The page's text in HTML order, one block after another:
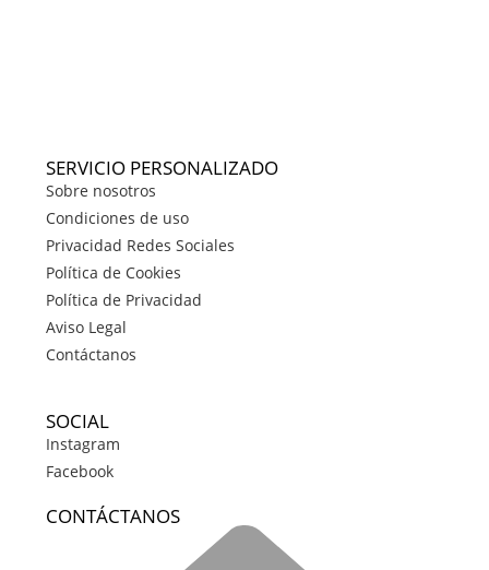
SERVICIO PERSONALIZADO
Sobre nosotros
Condiciones de uso
Privacidad Redes Sociales
Política de Cookies
Política de Privacidad
Aviso Legal
Contáctanos
SOCIAL
Instagram
Facebook
CONTÁCTANOS